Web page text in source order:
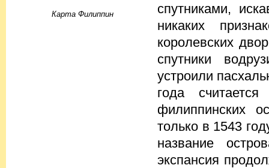
Карта Филиппин
спутниками,
никаких
королевских
спутники
устроили
года
филиппинских
только в 1543
название
экспансия